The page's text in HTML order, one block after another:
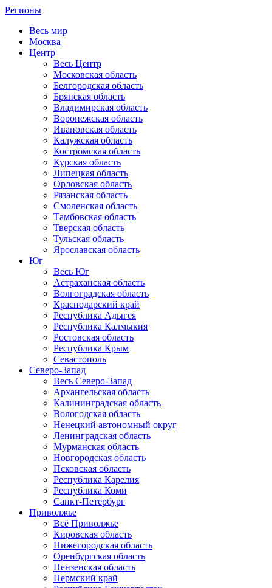
Регионы
Весь мир
Москва
Центр
Весь Центр
Московская область
Белгородская область
Брянская область
Владимирская область
Воронежская область
Ивановская область
Калужская область
Костромская область
Курская область
Липецкая область
Орловская область
Рязанская область
Смоленская область
Тамбовская область
Тверская область
Тульская область
Ярославская область
Юг
Весь Юг
Астраханская область
Волгоградская область
Краснодарский край
Республика Адыгея
Республика Калмыкия
Ростовская область
Республика Крым
Севастополь
Северо-Запад
Весь Северо-Запад
Архангельская область
Калининградская область
Вологодская область
Ненецкий автономный округ
Ленинградская область
Мурманская область
Новгородская область
Псковская область
Республика Карелия
Республика Коми
Санкт-Петербург
Приволжье
Всё Приволжье
Кировская область
Нижегородская область
Оренбургская область
Пензенская область
Пермский край